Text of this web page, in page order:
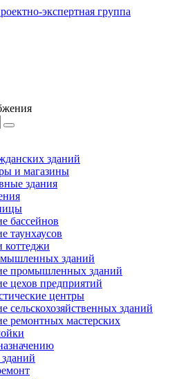
экспертная группа
зданий
и магазины
здания
бассейнов
таунхаусов
коттеджи
зданий
промышленных зданий
цехов предприятий
центры
сельскохозяйственных зданий
ремонтных мастерских